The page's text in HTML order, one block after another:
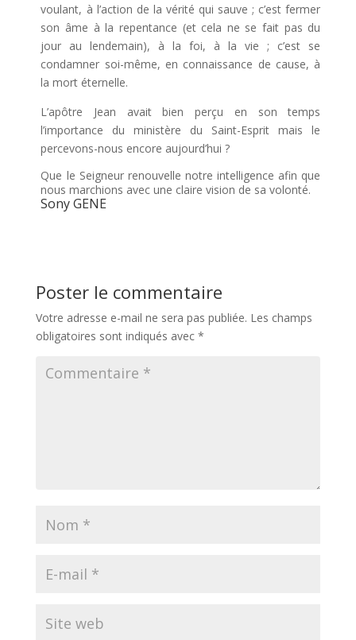
voulant, à l’action de la vérité qui sauve ; c’est fermer
son âme à la repentance (et cela ne se fait pas du
jour au lendemain), à la foi, à la vie ; c’est se
condamner soi-même, en connaissance de cause, à
la mort éternelle.
L’apôtre Jean avait bien perçu en son temps
l’importance du ministère du Saint-Esprit mais le
percevons-nous encore aujourd’hui ?
Que le Seigneur renouvelle notre intelligence afin que
nous marchions avec une claire vision de sa volonté.
Sony GENE
Poster le commentaire
Votre adresse e-mail ne sera pas publiée. Les champs
obligatoires sont indiqués avec *